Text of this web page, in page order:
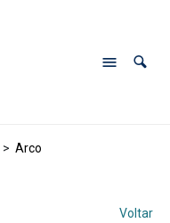
> Arco
Voltar